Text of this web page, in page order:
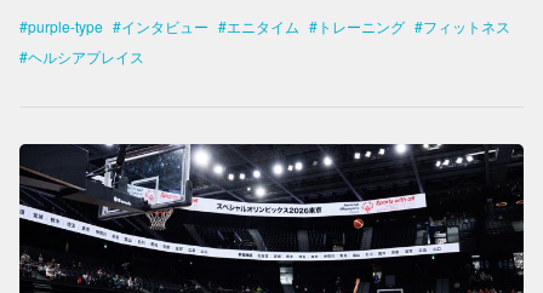
purple-type インタビュー エニタイム トレーニング
フィットネス
ヘルシアプレイス